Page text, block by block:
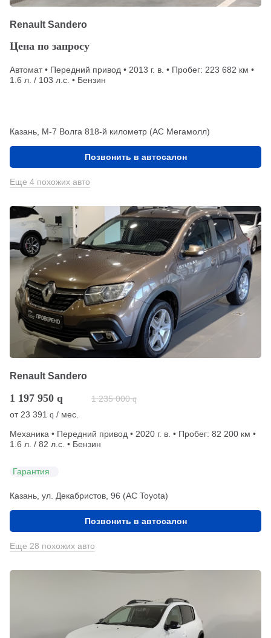
Renault Sandero
Цена по запросу
Автомат • Передний привод • 2013 г. в. • Пробег: 223 682 км •
1.6 л. / 103 л.с. • Бензин
Казань, М-7 Волга 818-й километр (АС Мегамолл)
Позвонить в автосалон
Еще 4 похожих авто
Renault Sandero
1 197 950 q 1 235 000 q
от 23 391 q / мес.
Механика • Передний привод • 2020 г. в. • Пробег: 82 200 км •
1.6 л. / 82 л.с. • Бензин
Гарантия
Казань, ул. Декабристов, 96 (АС Toyota)
Позвонить в автосалон
Еще 28 похожих авто